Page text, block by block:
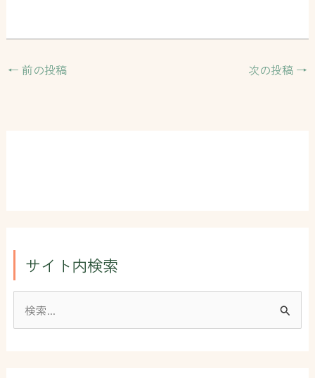
← 前の投稿 次の投稿 →
サイト内検索
索